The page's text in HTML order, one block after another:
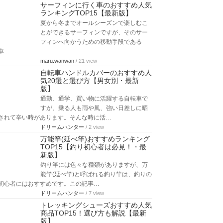
サーフィンに行く車のおすすめ人気
ランキングTOP15【最新版】
夏から冬までオールシーズンで楽しむこ
とができるサーフィンですが、そのサー
フィンへ向かうための移動手段である
…
maru.wanwan / 21 view
自転車ハンドルカバーのおすすめ人
気20選と選び方【男女別・最新
版】
通勤、通学、買い物に活躍する自転車で
すが、乗る人も雨や風、強い日差しに晒
れて辛い時があります。そんな時に活…
ドリームハンター / 2 view
万能竿(延べ竿)おすすめランキング
TOP15【釣り初心者は必見！・最
新版】
釣り竿には色々な種類がありますが、万
能竿(延べ竿)と呼ばれる釣り竿は、釣りの
心者にはおすすめです。この記事…
ドリームハンター / 7 view
トレッキングシューズおすすめ人気
商品TOP15！選び方も解説【最新
版】